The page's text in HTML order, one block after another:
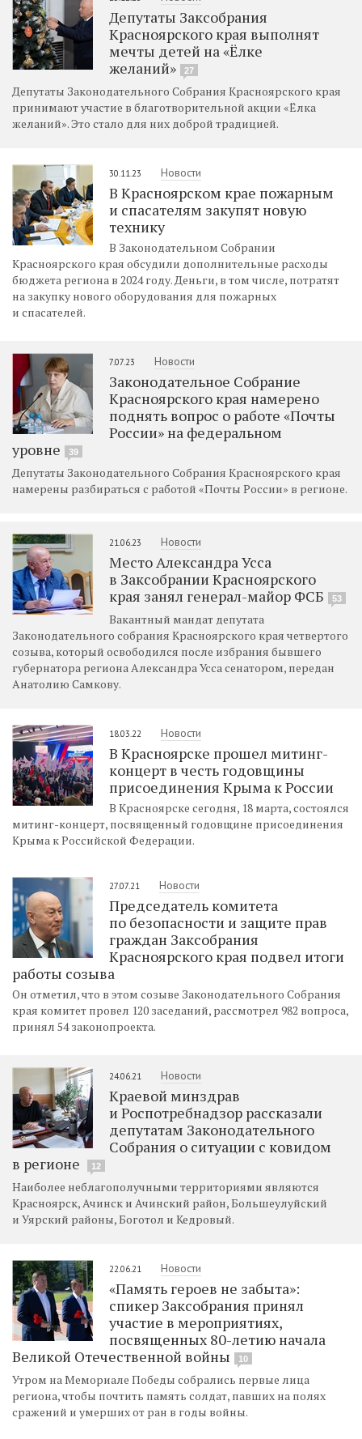
Депутаты Заксобрания
Красноярского края выполнят
мечты детей на «Ёлке
желаний»
27
Депутаты Законодательного Собрания Красноярского края
принимают участие в благотворительной акции «Ёлка
желаний». Это стало для них доброй традицией.
30.11.23 Новости
В Красноярском крае пожарным
и спасателям закупят новую
технику
В Законодательном Собрании
Красноярского края обсудили дополнительные расходы
бюджета региона в 2024 году. Деньги, в том числе, потратят
на закупку нового оборудования для пожарных
и спасателей.
7.07.23 Новости
Законодательное Собрание
Красноярского края намерено
поднять вопрос о работе «Почты
России» на федеральном
уровне
39
Депутаты Законодательного Собрания Красноярского края
намерены разбираться с работой «Почты России» в регионе.
21.06.23 Новости
Место Александра Усса
в Заксобрании Красноярского
края занял генерал-майор ФСБ
53
Вакантный мандат депутата
Законодательного собрания Красноярского края четвертого
созыва, который освободился после избрания бывшего
губернатора региона Александра Усса сенатором, передан
Анатолию Самкову.
18.03.22 Новости
В Красноярске прошел митинг-
концерт в честь годовщины
присоединения Крыма к России
В Красноярске сегодня, 18 марта, состоялся
митинг-концерт, посвященный годовщине присоединения
Крыма к Российской Федерации.
27.07.21 Новости
Председатель комитета
по безопасности и защите прав
граждан Заксобрания
Красноярского края подвел итоги
работы созыва
Он отметил, что в этом созыве Законодательного Собрания
края комитет провел 120 заседаний, рассмотрел 982 вопроса,
принял 54 законопроекта.
24.06.21 Новости
Краевой минздрав
и Роспотребнадзор рассказали
депутатам Законодательного
Собрания о ситуации с ковидом
в регионе
12
Наиболее неблагополучными территориями являются
Красноярск, Ачинск и Ачинский район, Большеулуйский
и Уярский районы, Боготол и Кедровый.
22.06.21 Новости
«Память героев не забыта»:
спикер Заксобрания принял
участие в мероприятиях,
посвященных 80-летию начала
Великой Отечественной войны
10
Утром на Мемориале Победы собрались первые лица
региона, чтобы почтить память солдат, павших на полях
сражений и умерших от ран в годы войны.